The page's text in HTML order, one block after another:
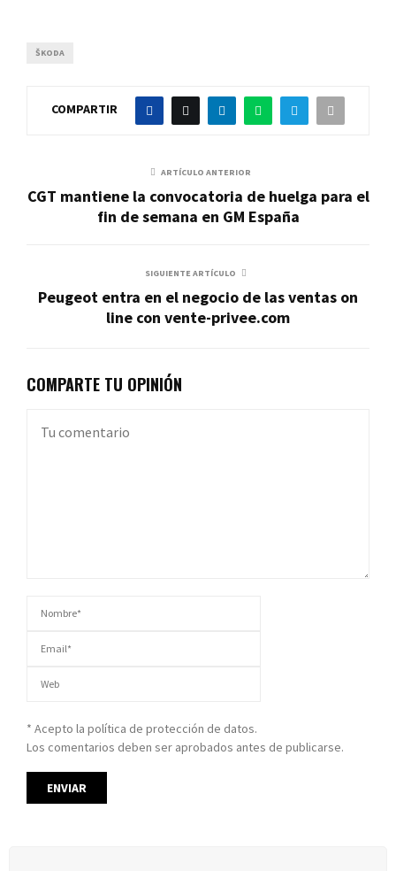
ŠKODA
COMPARTIR
ARTÍCULO ANTERIOR
CGT mantiene la convocatoria de huelga para el
fin de semana en GM España
SIGUIENTE ARTÍCULO
Peugeot entra en el negocio de las ventas on
line con vente-privee.com
COMPARTE TU OPINIÓN
* Acepto la política de protección de datos.
Los comentarios deben ser aprobados antes de publicarse.